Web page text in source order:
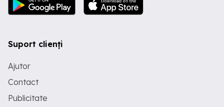
Suport clienți
Ajutor
Contact
Publicitate